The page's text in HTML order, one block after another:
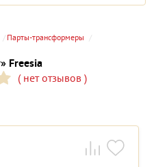
Парты-трансформеры
Freesia
(нет отзывов )